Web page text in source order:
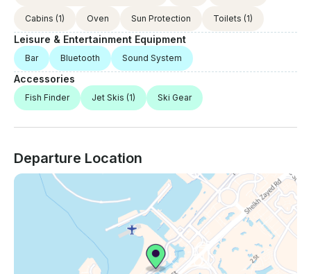
Cabins (1) Oven Sun Protection Toilets (1)
Leisure & Entertainment Equipment
Bar Bluetooth Sound System
Accessories
Fish Finder Jet Skis (1) Ski Gear
Departure Location